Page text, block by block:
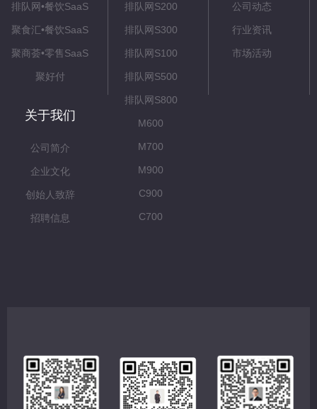
排队网•餐饮SaaS
聚食汇•餐饮SaaS
聚商荟•零售SaaS
聚好付
排队网S200
排队网S300
排队网S100
排队网S500
排队网S800
M600
M700
M900
C900
C700
公司动态
行业资讯
市场活动
关于我们
公司简介
企业文化
创始人致辞
招聘信息